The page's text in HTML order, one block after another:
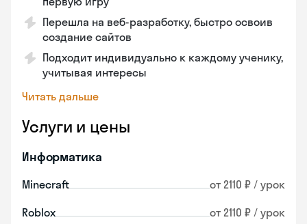
Перешла на веб-разработку, быстро освоив
создание сайтов
Подходит индивидуально к каждому ученику,
учитывая интересы
Читать дальше
Услуги и цены
Информатика
Minecraft от 2110 ₽ / урок
Roblox от 2110 ₽ / урок